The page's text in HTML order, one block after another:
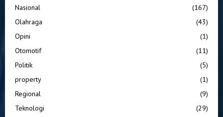
Nasional
(167)
Olahraga
(43)
Opini
(1)
Otomotif
(11)
Politik
(5)
property
(1)
Regional
(9)
Teknologi
(29)